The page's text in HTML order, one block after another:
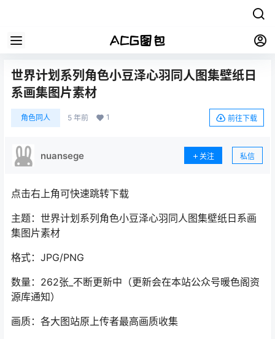
世界计划系列角色小豆泽心羽同人图集壁纸日
系画集图片素材
角色同人 5 年前 1 前往下载
nuansege 关注 私信
点击右上角可快速跳转下载
主题：世界计划系列角色小豆泽心羽同人图集壁纸日系画
集图片素材
格式：JPG/PNG
数量：262张_不断更新中（更新会在本站公众号暖色阁资
源库通知）
画质：各大图站原上传者最高画质收集